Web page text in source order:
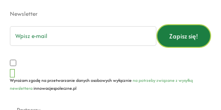
Newsletter
email
Zapisz się!
Wyrażam zgodę na przetwarzanie danych osobowych wyłączniena potrzeby związane z wysyłką
newsletterainnowacjespoleczne.pl